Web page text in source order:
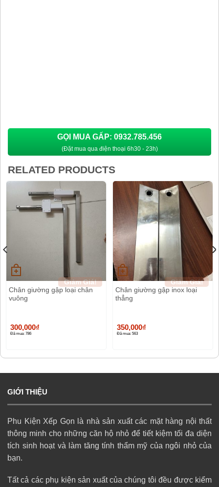
GỌI MUA GẤP: 0932.785.456
(Đặt mua qua điện thoại 6h30 - 23h)
RELATED PRODUCTS
Giảm Giá!
Chân giường gập loại chân
vuông
300,000₫
Đã mua: 786
Giảm Giá!
Chân giường gập inox loại
thẳng
350,000₫
Đã mua: 563
GIỚI THIỆU
Phu Kiện Xếp Gọn là nhà sản xuất các mặt hàng nội thất
thông minh cho những căn hộ nhỏ để tiết kiệm tối đa diện
tích sinh hoạt và làm tăng tính thẩm mỹ của ngôi nhỏ của
bạn.
Tất cả các phụ kiện sản xuất của chúng tôi đều được kiểm